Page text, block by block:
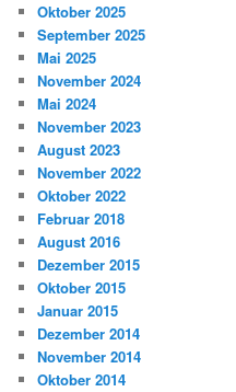
Oktober 2025
September 2025
Mai 2025
November 2024
Mai 2024
November 2023
August 2023
November 2022
Oktober 2022
Februar 2018
August 2016
Dezember 2015
Oktober 2015
Januar 2015
Dezember 2014
November 2014
Oktober 2014